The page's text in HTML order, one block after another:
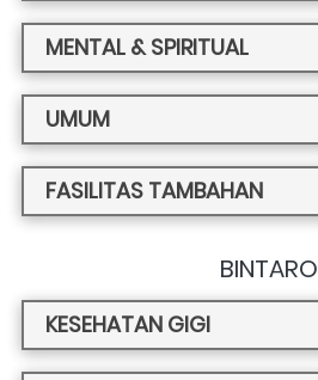
MENTAL & SPIRITUAL
UMUM
FASILITAS TAMBAHAN
BINTARO
KESEHATAN GIGI